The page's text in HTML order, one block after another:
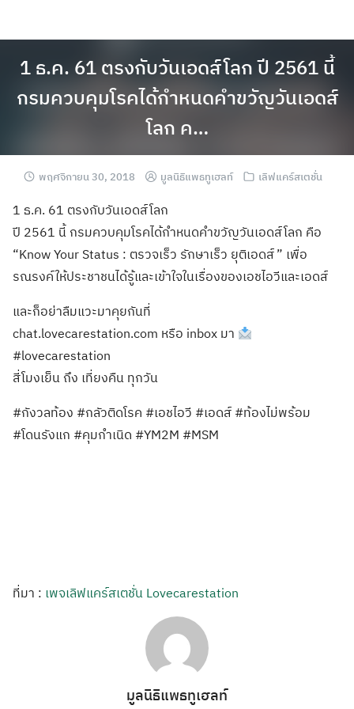
1 ธ.ค. 61 ตรงกับวันเอดส์โลก ปี 2561 นี้
กรมควบคุมโรคได้กำหนดคำขวัญวันเอดส์
โลก ค…
พฤศจิกายน 30, 2018 มูลนิธิแพธทูเฮลท์ เลิฟแคร์สเตชั่น
1 ธ.ค. 61 ตรงกับวันเอดส์โลก
ปี 2561 นี้ กรมควบคุมโรคได้กำหนดคำขวัญวันเอดส์โลก คือ
“Know Your Status : ตรวจเร็ว รักษาเร็ว ยุติเอดส์” เพื่อ
รณรงค์ให้ประชาชนได้รู้และเข้าใจในเรื่องของเอชไอวีและเอดส์
และก็อย่าลืมแวะมาคุยกันที่
chat.lovecarestation.com หรือ inbox มา
#lovecarestation
สี่โมงเย็น ถึง เที่ยงคืน ทุกวัน
#กังวลท้อง #กลัวติดโรค #เอชไอวี #เอดส์ #ท้องไม่พร้อม
#โดนรังแก #คุมกำเนิด #YM2M #MSM
ที่มา : เพจเลิฟแคร์สเตชั่น Lovecarestation
มูลนิธิแพธทูเฮลท์